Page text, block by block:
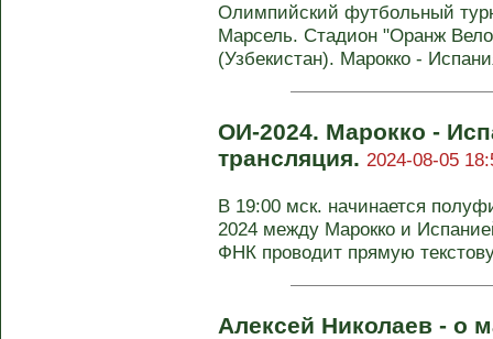
Олимпийский футбольный
Марсель. Стадион "Оранж
(Узбекистан). Марокко -
ОИ-2024. Марокко -
трансляция. 2024-08-05
В 19:00 мск. начинается
2024 между Марокко и
ФНК проводит прямую
Алексей Николаев - о